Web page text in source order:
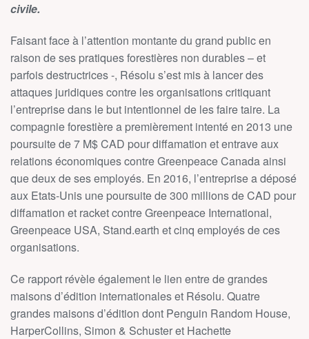
civile.
Faisant face à l’attention montante du grand public en
raison de ses pratiques forestières non durables – et
parfois destructrices -, Résolu s’est mis à lancer des
attaques juridiques contre les organisations critiquant
l’entreprise dans le but intentionnel de les faire taire. La
compagnie forestière a premièrement intenté en 2013 une
poursuite de 7 M$ CAD pour diffamation et entrave aux
relations économiques contre Greenpeace Canada ainsi
que deux de ses employés. En 2016, l’entreprise a déposé
aux Etats-Unis une poursuite de 300 millions de CAD pour
diffamation et racket contre Greenpeace International,
Greenpeace USA, Stand.earth et cinq employés de ces
organisations.
Ce rapport révèle également le lien entre de grandes
maisons d’édition internationales et Résolu. Quatre
grandes maisons d’édition dont Penguin Random House,
HarperCollins, Simon & Schuster et Hachette